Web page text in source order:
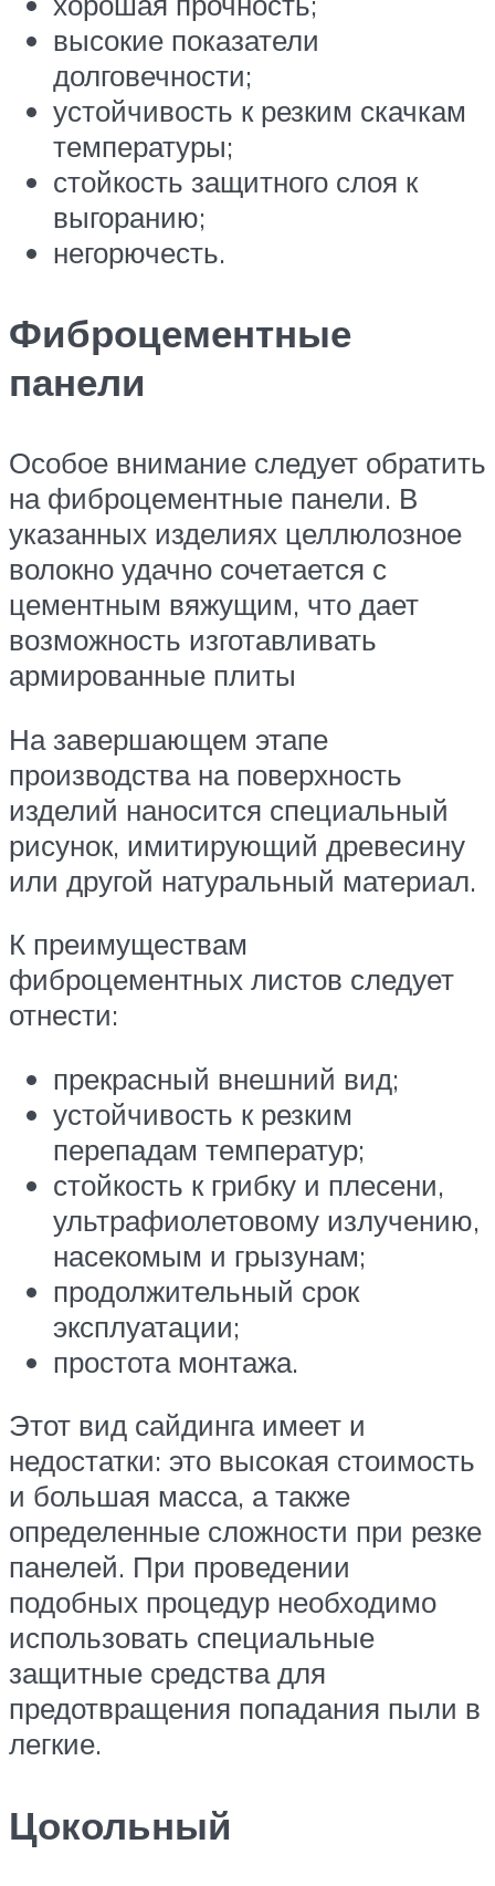
высокие показатели
долговечности;
устойчивость к резким скачкам
температуры;
стойкость защитного слоя к
выгоранию;
негорючесть.
Фиброцементные
панели
Особое внимание следует обратить
на фиброцементные панели. В
указанных изделиях целлюлозное
волокно удачно сочетается с
цементным вяжущим, что дает
возможность изготавливать
армированные плиты
На завершающем этапе
производства на поверхность
изделий наносится специальный
рисунок, имитирующий древесину
или другой натуральный материал.
К преимуществам
фиброцементных листов следует
отнести:
прекрасный внешний вид;
устойчивость к резким
перепадам температур;
стойкость к грибку и плесени,
ультрафиолетовому излучению,
насекомым и грызунам;
продолжительный срок
эксплуатации;
простота монтажа.
Этот вид сайдинга имеет и
недостатки: это высокая стоимость
и большая масса, а также
определенные сложности при резке
панелей. При проведении
подобных процедур необходимо
использовать специальные
защитные средства для
предотвращения попадания пыли в
легкие.
Цокольный